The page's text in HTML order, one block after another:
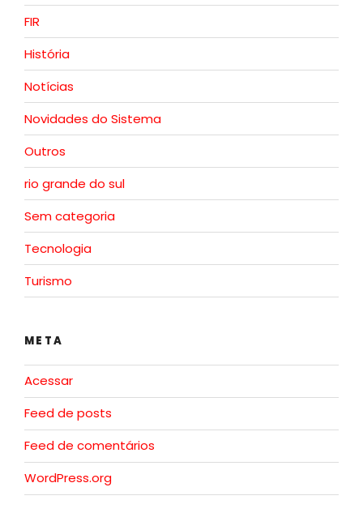
FIR
História
Notícias
Novidades do Sistema
Outros
rio grande do sul
Sem categoria
Tecnologia
Turismo
META
Acessar
Feed de posts
Feed de comentários
WordPress.org